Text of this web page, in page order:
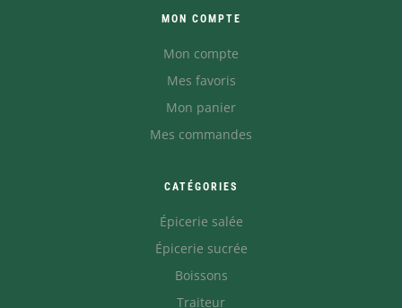
MON COMPTE
Mon compte
Mes favoris
Mon panier
Mes commandes
CATÉGORIES
Épicerie salée
Épicerie sucrée
Boissons
Traiteur